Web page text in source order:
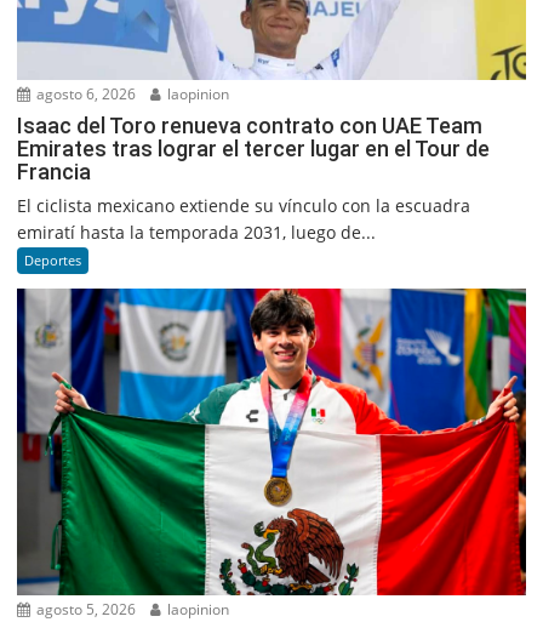
agosto 6, 2026 laopinion
Isaac del Toro renueva contrato con UAE Team
Emirates tras lograr el tercer lugar en el Tour de
Francia
El ciclista mexicano extiende su vínculo con la escuadra
emiratí hasta la temporada 2031, luego de...
Deportes
agosto 5, 2026 laopinion